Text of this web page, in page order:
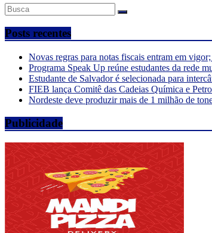
Posts recentes
Novas regras para notas fiscais entram em
Programa Speak Up reúne estudantes da rede
Estudante de Salvador é selecionada para
FIEB lança Comitê das Cadeias Química e
Nordeste deve produzir mais de 1 milhão de
Publicidade